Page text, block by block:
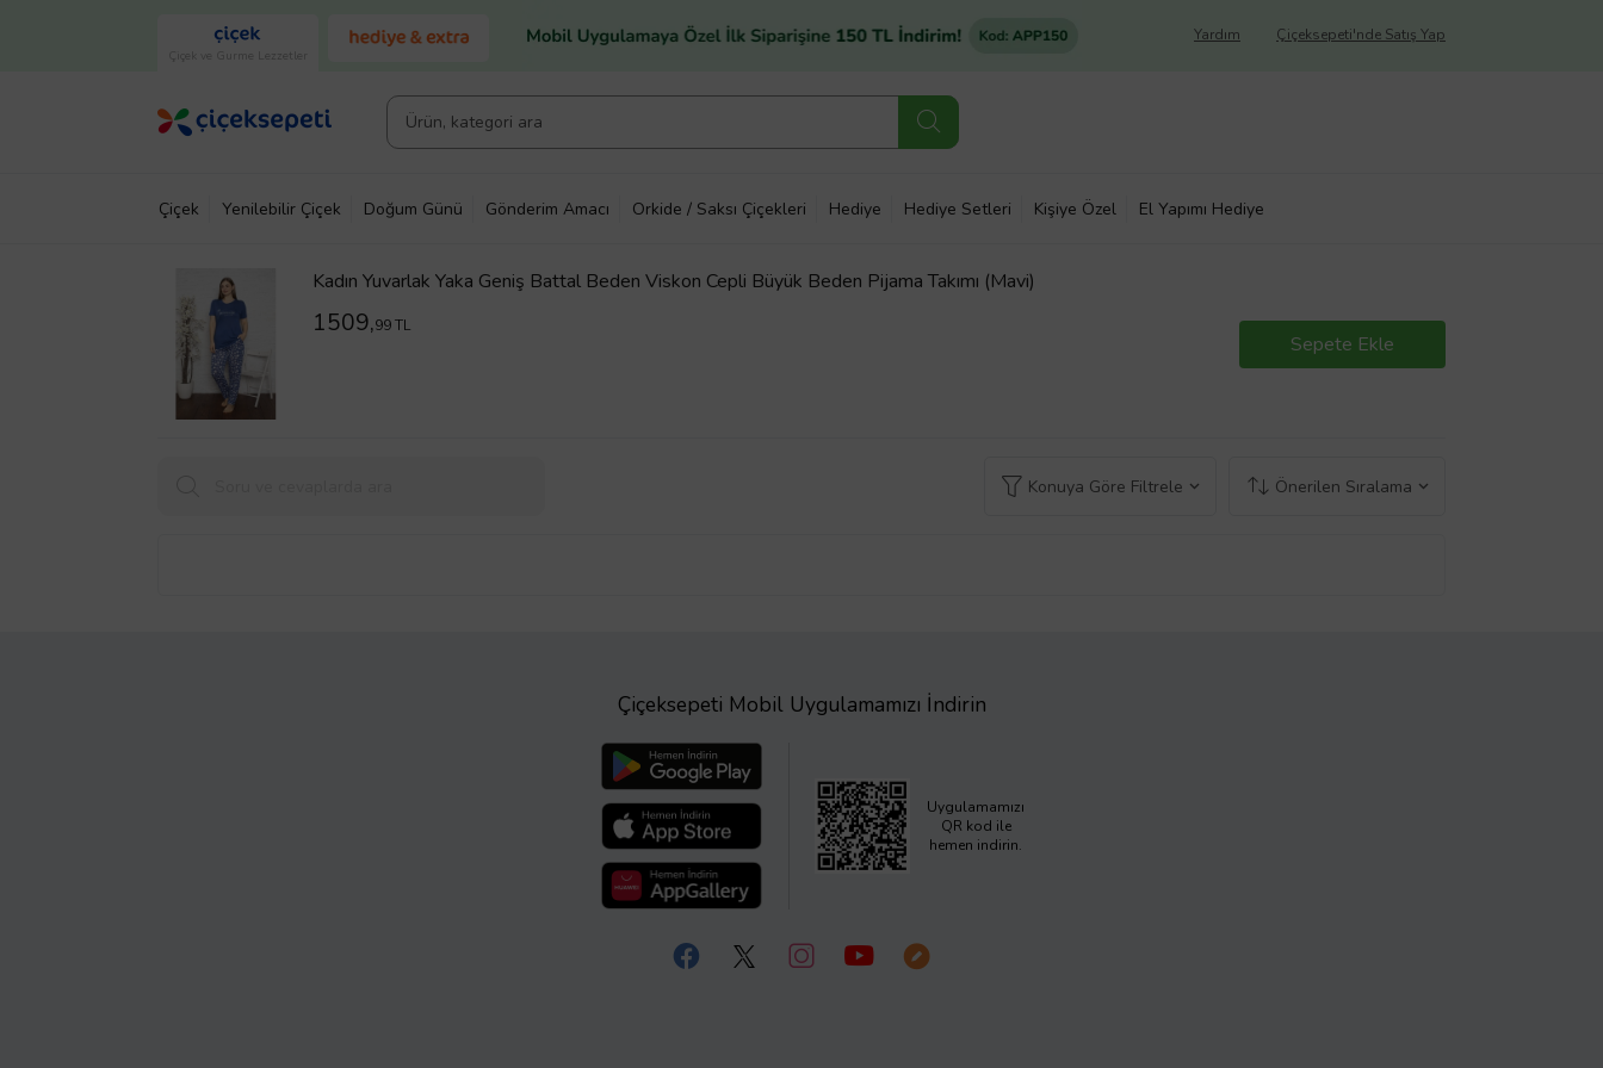
Çiçek ve Gurme Lezzetler
Çiçeksepeti'nde Satış Yap
Yardım
Çiçek Yenilebilir Çiçek Doğum Günü Gönderim Amacı Orkide / Saksı Çiçekleri Hediye Hediye Setleri Kişiye Özel El Yapımı Hediye
Kadın Yuvarlak Yaka Geniş Battal Beden Viskon Cepli Büyük Beden Pijama Takımı (Mavi)
1509,99 TL
Sepete Ekle
Konuya Göre Filtrele Önerilen Sıralama
Çiçeksepeti Mobil Uygulamamızı İndirin
Uygulamamızı
QR kod ile
hemen indirin.